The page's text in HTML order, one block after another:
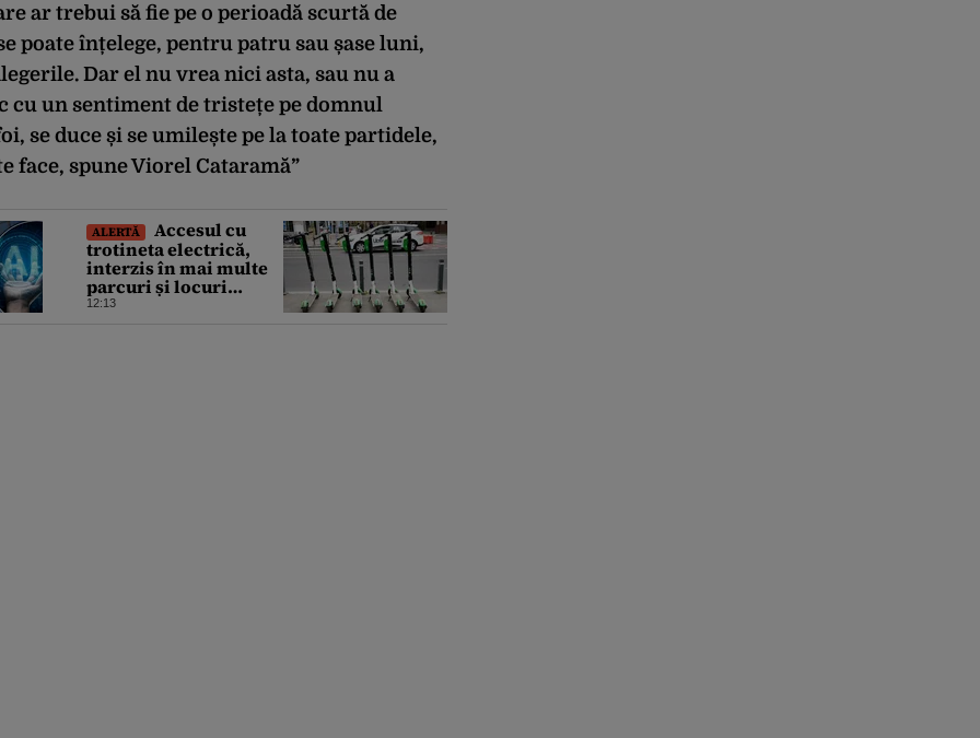
ar trebui să fie pe o perioadă scurtă de
poate înțelege, pentru patru sau șase luni,
Dar el nu vrea nici asta, sau nu a
cu un sentiment de tristețe pe domnul
se duce și se umilește pe la toate partidele,
face, spune Viorel Cataramă”
ALERTĂ
Accesul cu
trotineta electrică,
interzis în mai multe
parcuri și locuri
publice din București.
12:13